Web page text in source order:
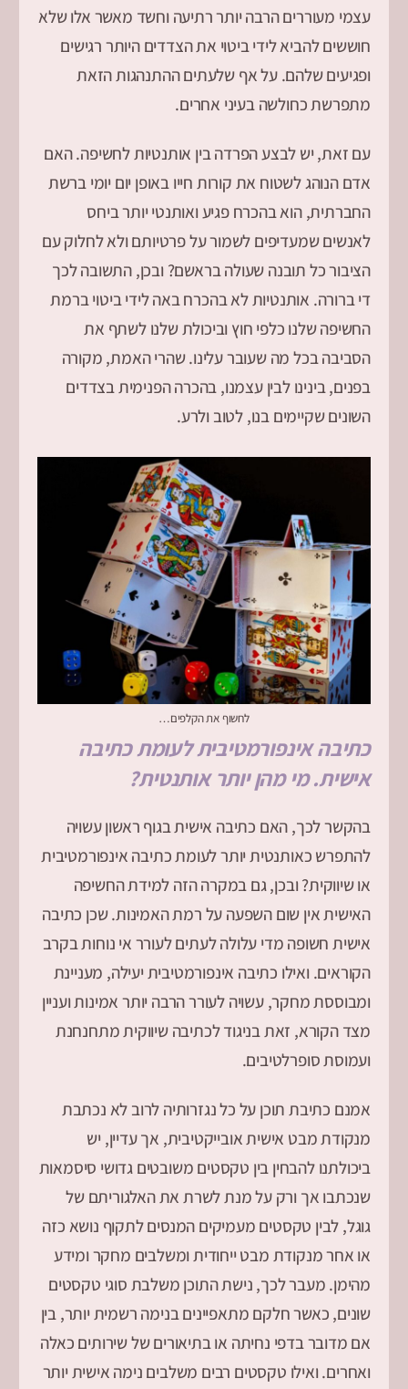
עצמי מעוררים הרבה יותר רתיעה וחשד מאשר אלו שלא
חוששים להביא לידי ביטוי את הצדדים היותר רגישים
ופגיעים שלהם. על אף שלעתים ההתנהגות הזאת
מתפרשת כחולשה בעיני אחרים.
עם זאת, יש לבצע הפרדה בין אותנטיות לחשיפה. האם
אדם הנוהג לשטוח את קורות חייו באופן יום יומי ברשת
החברתית, הוא בהכרח פגיע ואותנטי יותר ביחס
לאנשים שמעדיפים לשמור על פרטיותם ולא לחלוק עם
הציבור כל תובנה שעולה בראשם? ובכן, התשובה לכך
די ברורה. אותנטיות לא בהכרח באה לידי ביטוי ברמת
החשיפה שלנו כלפי חוץ וביכולת שלנו לשתף את
הסביבה בכל מה שעובר עלינו. שהרי האמת, מקורה
בפנים, בינינו לבין עצמנו, בהכרה הפנימית בצדדים
השונים שקיימים בנו, לטוב ולרע.
לחשוף את הקלפים…
כתיבה אינפורמטיבית לעומת כתיבה
אישית. מי מהן יותר אותנטית?
בהקשר לכך, האם כתיבה אישית בגוף ראשון עשויה
להתפרש כאותנטית יותר לעומת כתיבה אינפורמטיבית
או שיווקית? ובכן, גם במקרה הזה למידת החשיפה
האישית אין שום השפעה על רמת האמינות. שכן כתיבה
אישית חשופה מדי עלולה לעתים לעורר אי נוחות בקרב
הקוראים. ואילו כתיבה אינפורמטיבית יעילה, מעניינת
ומבוססת מחקר, עשויה לעורר הרבה יותר אמינות ועניין
מצד הקורא, זאת בניגוד לכתיבה שיווקית מתחנחנת
ועמוסת סופרלטיבים.
אמנם כתיבת תוכן על כל נגזרותיה לרוב לא נכתבת
מנקודת מבט אישית אובייקטיבית, אך עדיין, יש
ביכולתנו להבחין בין טקסטים משובטים גדושי סיסמאות
שנכתבו אך ורק על מנת לשרת את האלגוריתם של
גוגל, לבין טקסטים מעמיקים המנסים לתקוף נושא כזה
או אחר מנקודת מבט ייחודית ומשלבים מחקר ומידע
מהימן. מעבר לכך, נישת התוכן משלבת סוגי טקסטים
שונים, כאשר חלקם מתאפיינים בנימה רשמית יותר, בין
אם מדובר בדפי נחיתה או בתיאורים של שירותים כאלה
ואחרים. ואילו טקסטים רבים משלבים נימה אישית יותר